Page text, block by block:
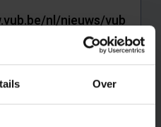
Over
pagina waar je de fout zag.